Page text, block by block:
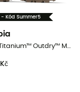
- Kód Summer5
Tellurix™ Titanium™ Outdry™ Mid - Dámské nízké turistické boty